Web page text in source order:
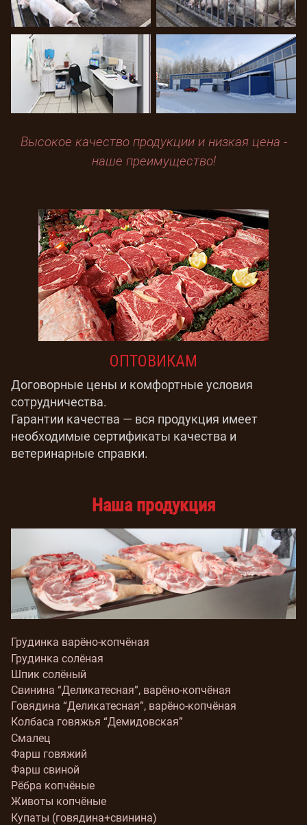
Высокое качество продукции и низкая цена -
наше преимущество!
ОПТОВИКАМ
Договорные цены и комфортные условия
сотрудничества.
Гарантии качества — вся продукция имеет
необходимые сертификаты качества и
ветеринарные справки.
Наша продукция
Грудинка варёно-копчёная
Грудинка солёная
Шпик солёный
Свинина “Деликатесная”, варёно-копчёная
Говядина “Деликатесная”, варёно-копчёная
Колбаса говяжья “Демидовская”
Смалец
Фарш говяжий
Фарш свиной
Рёбра копчёные
Животы копчёные
Купаты (говядина+свинина)